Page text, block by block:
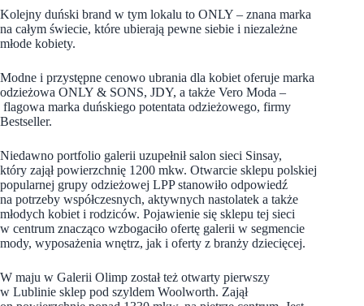
Kolejny duński brand w tym lokalu to ONLY – znana marka
na całym świecie, które ubierają pewne siebie i niezależne
młode kobiety.
Modne i przystępne cenowo ubrania dla kobiet oferuje marka
odzieżowa ONLY & SONS, JDY, a także Vero Moda –
flagowa marka duńskiego potentata odzieżowego, firmy
Bestseller.
Niedawno portfolio galerii uzupełnił salon sieci Sinsay,
który zajął powierzchnię 1200 mkw. Otwarcie sklepu polskiej
popularnej grupy odzieżowej LPP stanowiło odpowiedź
na potrzeby współczesnych, aktywnych nastolatek a także
młodych kobiet i rodziców. Pojawienie się sklepu tej sieci
w centrum znacząco wzbogaciło ofertę galerii w segmencie
mody, wyposażenia wnętrz, jak i oferty z branży dziecięcej.
W maju w Galerii Olimp został też otwarty pierwszy
w Lublinie sklep pod szyldem Woolworth. Zajął